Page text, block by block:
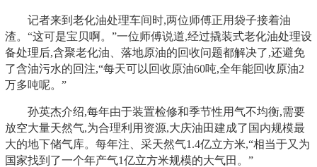
记者来到老化油处理车间时,两位师傅正用袋子接着油
渣。“这可是宝贝啊。”一位师傅说道,经过撬装式老化油处理设
备处理后,含聚老化油、落地原油的回收问题都解决了,还避免
了含油污水的回注,“每天可以回收原油60吨,全年能回收原油2
万多吨呢。”
孙英杰介绍,每年由于装置检修和季节性用气不均衡,需要
放空大量天然气,为合理利用资源,大庆油田建成了国内规模最
大的地下储气库。每年注、采天然气1.4亿立方米,“相当于又为
国家找到了一个年产气1亿立方米规模的大气田。”